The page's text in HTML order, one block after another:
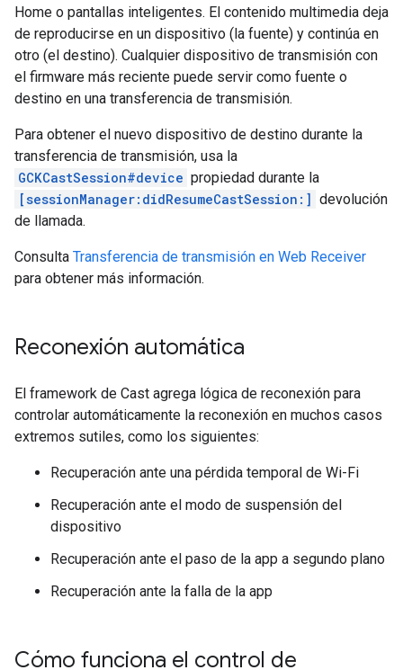
Home o pantallas inteligentes. El contenido multimedia deja
de reproducirse en un dispositivo (la fuente) y continúa en
otro (el destino). Cualquier dispositivo de transmisión con
el firmware más reciente puede servir como fuente o
destino en una transferencia de transmisión.
Para obtener el nuevo dispositivo de destino durante la
transferencia de transmisión, usa la
GCKCastSession#device propiedad durante la
[sessionManager:didResumeCastSession:] devolución
de llamada.
Consulta Transferencia de transmisión en Web Receiver
para obtener más información.
Reconexión automática
El framework de Cast agrega lógica de reconexión para
controlar automáticamente la reconexión en muchos casos
extremos sutiles, como los siguientes:
Recuperación ante una pérdida temporal de Wi-Fi
Recuperación ante el modo de suspensión del
dispositivo
Recuperación ante el paso de la app a segundo plano
Recuperación ante la falla de la app
Cómo funciona el control de